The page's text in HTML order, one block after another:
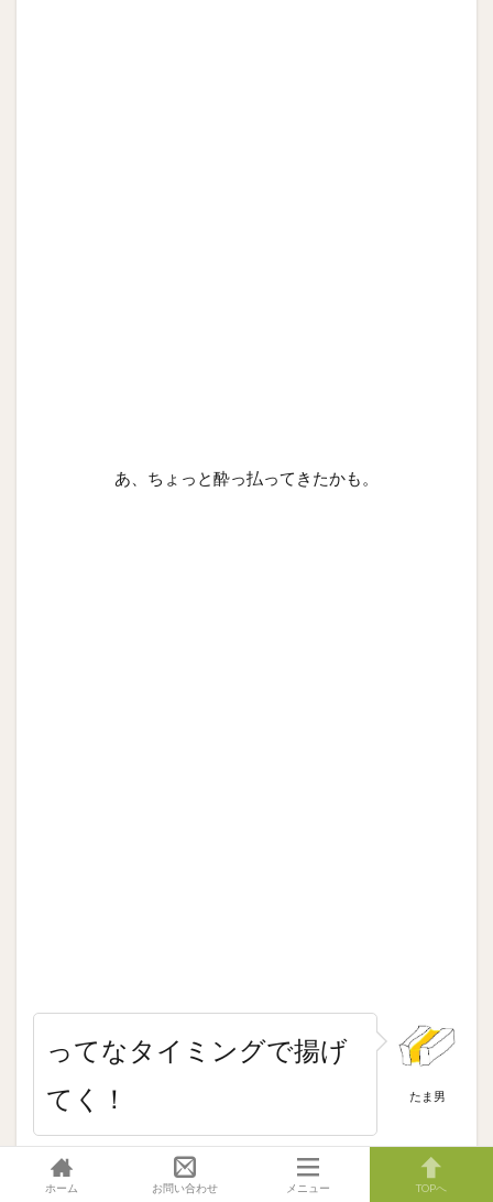
あ、ちょっと酔っ払ってきたかも。
たま男
ってなタイミングで揚げ
てく！
ホーム お問い合わせ メニュー TOPへ